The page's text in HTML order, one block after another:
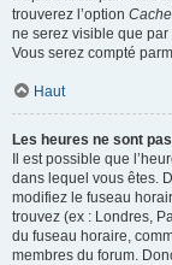
trouverez l’option
ne serez visible que
Vous serez compté
Haut
Les heures ne sont
Il est possible que
dans lequel vous êtes.
modifiez le fuseau
trouvez (ex : Londres,
du fuseau horaire,
membres du forum.